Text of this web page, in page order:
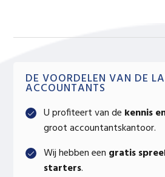
Primary
Sidebar
DE VOORDELEN VAN DE
ACCOUNTANTS
U profiteert van de kennis
groot accountantskantoor.
Wij hebben een gratis
starters.